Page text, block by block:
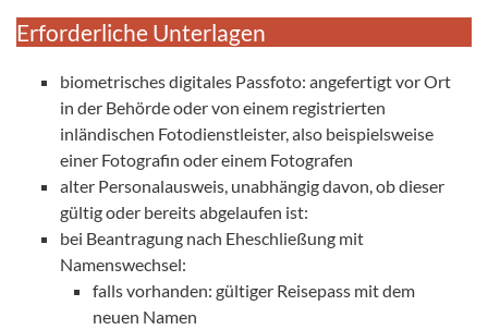
Erforderliche Unterlagen
biometrisches digitales Passfoto: angefertigt vor Ort
in der Behörde oder von einem registrierten
inländischen Fotodienstleister, also beispielsweise
einer Fotografin oder einem Fotografen
alter Personalausweis, unabhängig davon, ob dieser
gültig oder bereits abgelaufen ist:
bei Beantragung nach Eheschließung mit
Namenswechsel:
falls vorhanden: gültiger Reisepass mit dem
neuen Namen